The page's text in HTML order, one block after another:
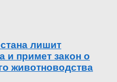
лишит
и примет закон о
животноводства